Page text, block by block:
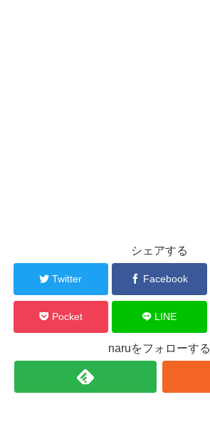
シェアする
Twitter Facebook
Pocket LINE
naruをフォローする